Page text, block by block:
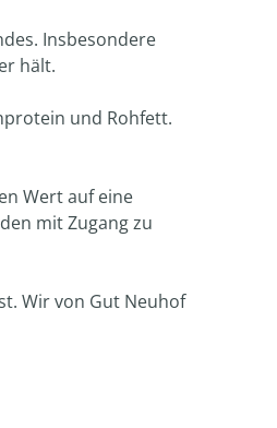
Insbesondere
hält.
und Rohfett.
Wert auf eine
mit Zugang zu
Wir von Gut Neuhof